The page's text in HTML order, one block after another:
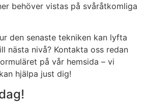
behöver vistas på svåråtkomliga
den senaste tekniken kan lyfta
nästa nivå? Kontakta oss redan
på vår hemsida – vi
hjälpa just dig!